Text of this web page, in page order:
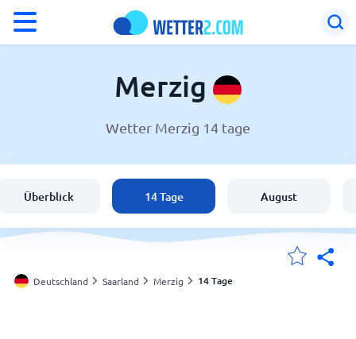
Wetter in Merzig
Schweiz
Österreich
Merzig
Wetter Merzig 14 tage
Überblick 14 Tage August
Deutschland Saarland Merzig 14 Tage